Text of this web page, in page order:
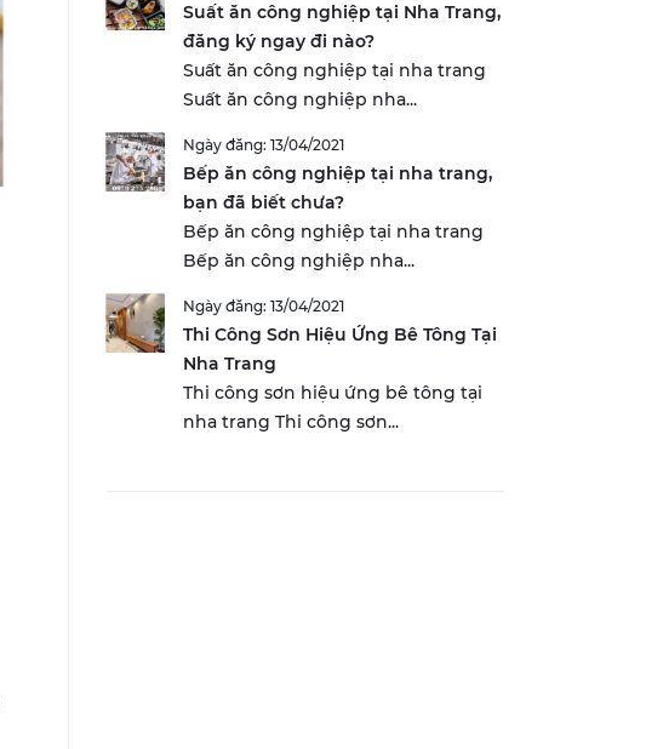
Suất ăn công nghiệp tại Nha Trang,
đăng ký ngay đi nào?
Suất ăn công nghiệp tại nha trang
Suất ăn công nghiệp nha...
Ngày đăng: 13/04/2021
Bếp ăn công nghiệp tại nha trang,
bạn đã biết chưa?
Bếp ăn công nghiệp tại nha trang
Bếp ăn công nghiệp nha...
Ngày đăng: 13/04/2021
Thi Công Sơn Hiệu Ứng Bê Tông Tại
Nha Trang
Thi công sơn hiệu ứng bê tông tại
nha trang Thi công sơn...